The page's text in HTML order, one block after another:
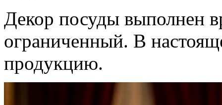
Декор посуды выполнен
ограниченный. В
продукцию.